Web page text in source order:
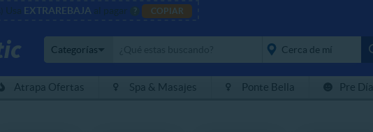
Usa EXTRAREBAJA al pagar COPIAR
Categorías
Atrapa Ofertas Spa & Masajes Ponte Bella Pre